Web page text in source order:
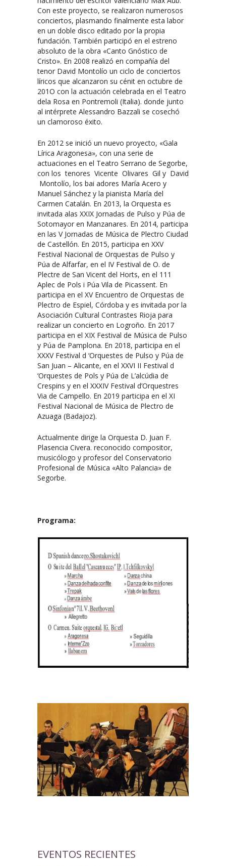
Con este proyecto, se realizaron numerosos
conciertos, plasmando finalmente esta labor
en un doble disco editado por la propia
fundación. También participó en el estreno
absoluto de la obra «Canto Gnóstico de
Cristo». En 2008 realizó en compañía del
tenor David Montolío un ciclo de conciertos
líricos que alcanzaron su cénit en octubre de
201O con la actuación celebrada en el Teatro
dela Rosa en Pontremoli (Italia). donde junto
al intérprete Alessandro Bazzali se cosechó
un clamoroso éxito.
En 2012 se inició un nuevo proyecto, «Gala
Lírica Aragonesa», con una serie de
actuaciones en el Teatro Serrano de Segorbe,
con los tenores Vicente Olivares Gil y David
Montolío, los bai adores María Acero y
Manuel Sánchez y la pianista María del
Carmen Catalán. En 2013, la Orquesta es
invitada alas XXIX Jornadas de Pulso y Púa de
Sotomayor en Manzanares. En 2014, participa
en las V Jornadas de Música de Plectro Ciudad
de Castellón. En 2015, participa en XXV
Festival Nacional de Orquestas de Pulso y
Púa de Alfarfar, en el IV Festival de O. de
Plectre de San Vicent del Horts, en el 111
Aplec de Pols i Púa Vila de Picassent. En
participa en el XV Encuentro de Orquestas de
Plectro de Espiel, Córdoba y es invitada por la
Asociación Cultural Contrastes Rioja para
realizar un concierto en Logroño. En 2017
participa en el XIX Festival de Música de Pulso
y Púa de Pamplona. En 2018, participa en el
XXXV Festival d ‘Orquestes de Pulso y Púa de
San Juan – Alicante, en el XXVI II Festival d
‘Orquestes de Pols y Púa de L’alcúdia de
Crespins y en el XXXIV Festival d’Orquestres
Via de Campello. En 2019 participa en el XI
Festival Nacional de Música de Plectro de
Azuaga (Badajoz).
Actualmente dirige la Orquesta D. Juan F.
Plasencia Civera. reconocido compositor,
musicólogo y profesor del Conservatorio
Profesional de Música «Alto Palancia» de
Segorbe.
Programa:
EVENTOS RECIENTES